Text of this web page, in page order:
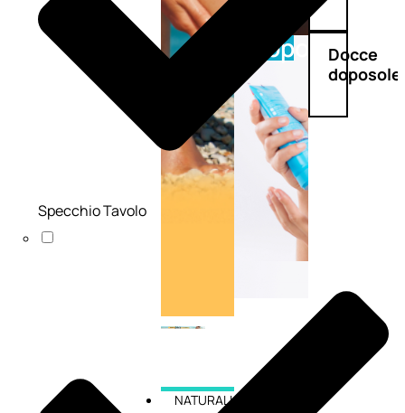
Doposole
Docce
doposole
NATURALI
Specchio Tavolo